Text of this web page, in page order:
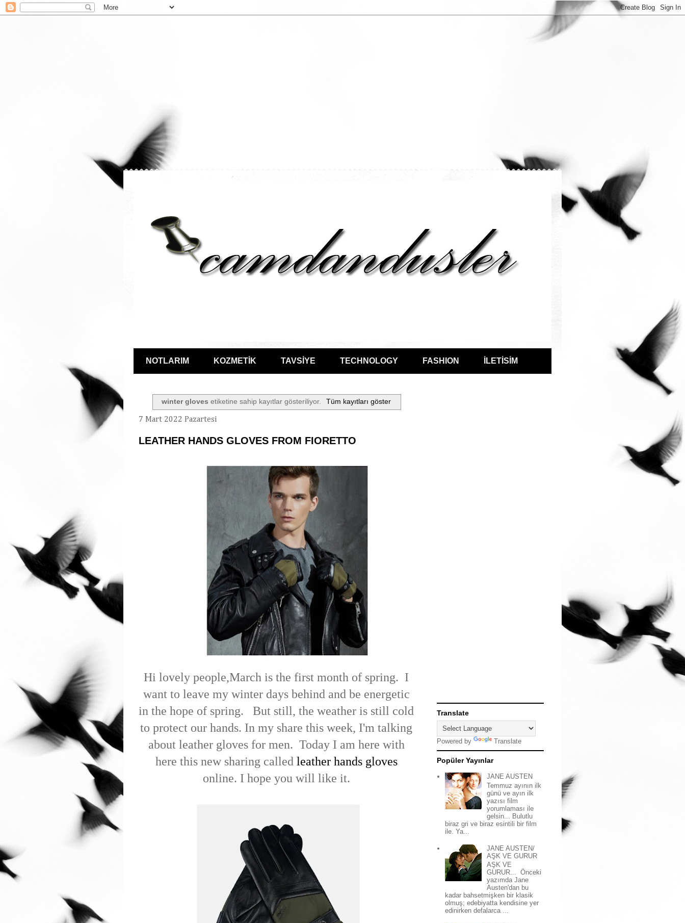
NOTLARIM KOZMETİK TAVSİYE TECHNOLOGY FASHION İLETİSİM
winter gloves etiketine sahip kayıtlar gösteriliyor. Tüm kayıtları göster
7 Mart 2022 Pazartesi
LEATHER HANDS GLOVES FROM FIORETTO
Hi lovely people,March is the first month of spring. I
want to leave my winter days behind and be energetic
in the hope of spring. But still, the weather is still cold
to protect our hands. In my share this week, I'm talking
about leather gloves for men. Today I am here with
here this new sharing called leather hands gloves
online. I hope you will like it.
Translate
Powered by Translate
Popüler Yayınlar
JANE AUSTEN
Temmuz ayının ilk
günü ve ayın ilk
yazısı film
yorumlaması ile
gelsin... Bulutlu
biraz gri ve biraz esintili bir film
ile. Ya...
JANE AUSTEN/
AŞK VE GURUR
AŞK VE
GURUR... Önceki
yazımda Jane
Austen'dan bu
kadar bahsetmişken bir klasik
olmuş; edebiyatta kendisine yer
edinirken defalarca ...